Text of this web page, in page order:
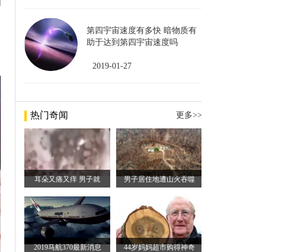
第四宇宙速度有多快 暗物质有
助于达到第四宇宙速度吗
2019-01-27
热门奇闻 更多>>
耳朵又痛又痒 男子就 男子居住地遭山火吞噬
2019马航370最新消息 44岁妈妈超市购得神奇